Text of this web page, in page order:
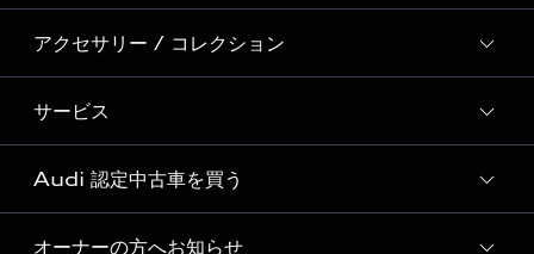
Audi Sport
Formula 1®
デジタルサービス
新車在庫検索
試乗車・展示車検索
見積り依頼
試乗予約
モデル一覧
特別仕様モデル / 限定モデル
e-tronラインアップ
価格シミュレーション
車両比較
アクセサリー / コレクション
純正アクセサリー
オンラインショップ
Audi collection
サービス
サービス入庫予約
サービスプログラム
Audi 認定中古車を買う
オーナーの方へお知らせ